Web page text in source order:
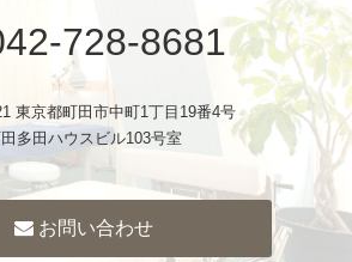
728-8681
東京都町田市中町1丁目19番4号
多田ハウスビル103号室
お問い合わせ